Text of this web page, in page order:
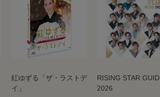
紅ゆずる「ザ・ラストデ
イ」
RISING STAR
2026